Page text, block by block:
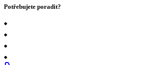
Potřebujete poradit?